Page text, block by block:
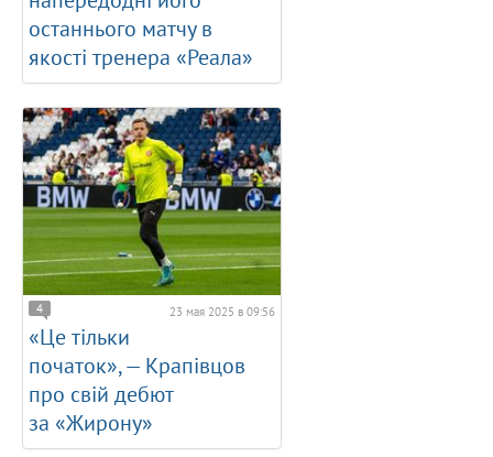
останнього матчу в
якості тренера «Реала»
4 23 мая 2025 в 09:56
«Це тільки
початок», — Крапівцов
про свій дебют
за «Жирону»